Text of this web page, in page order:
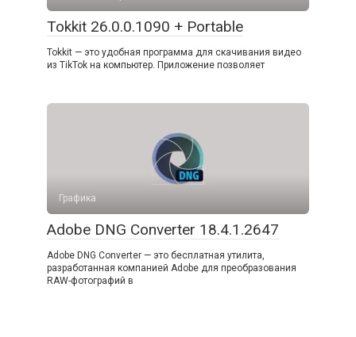
Tokkit 26.0.0.1090 + Portable
Tokkit — это удобная программа для скачивания видео
из TikTok на компьютер. Приложение позволяет
Графика
Adobe DNG Converter 18.4.1.2647
Adobe DNG Converter — это бесплатная утилита,
разработанная компанией Adobe для преобразования
RAW-фотографий в